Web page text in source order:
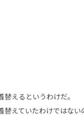
えるというわけだ。
えていたわけではない